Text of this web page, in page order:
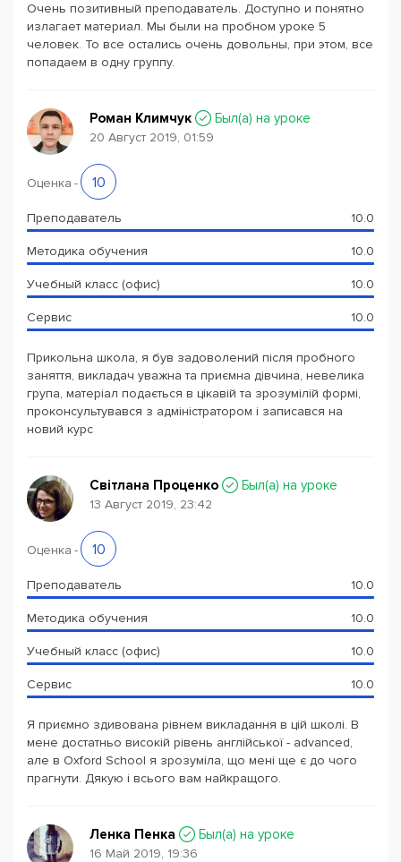
Очень позитивный преподаватель. Доступно и понятно
излагает материал. Мы были на пробном уроке 5
человек. То все остались очень довольны, при этом, все
попадаем в одну группу.
Роман Климчук Был(a) на уроке
20 Август 2019, 01:59
Оценка - 10
Преподаватель 10.0
Методика обучения 10.0
Учебный класс (офис) 10.0
Сервис 10.0
Прикольна школа, я був задоволений після пробного
заняття, викладач уважна та приємна дівчина, невелика
група, матеріал подається в цікавій та зрозумілій формі,
проконсультувався з адміністратором і записався на
новий курс
Світлана Проценко Был(a) на уроке
13 Август 2019, 23:42
Оценка - 10
Преподаватель 10.0
Методика обучения 10.0
Учебный класс (офис) 10.0
Сервис 10.0
Я приємно здивована рівнем викладання в цій школі. В
мене достатньо високій рівень англійської - advanced,
але в Oxford School я зрозуміла, що мені ще є до чого
прагнути. Дякую і всього вам найкращого.
Ленка Пенка Был(a) на уроке
16 Май 2019, 19:36